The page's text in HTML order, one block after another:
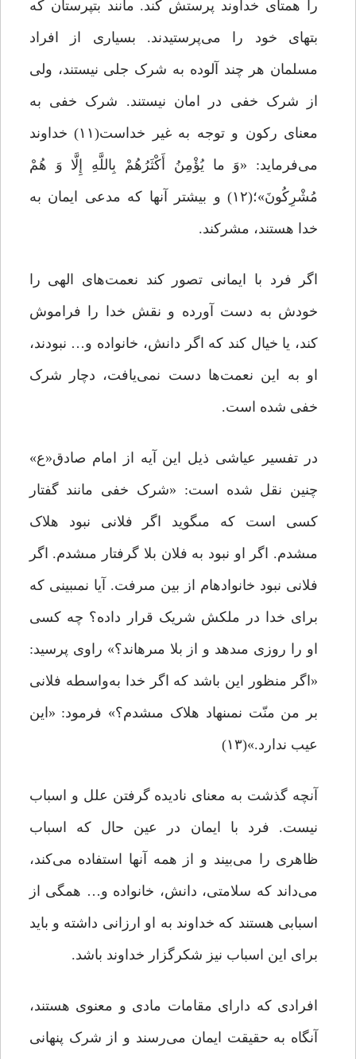
را همتاى خداوند پرستش کند. مانند بت‏پرستان که
بت‏هاى خود را می‌پرستیدند. بسیاری از افراد
مسلمان هر چند آلوده به شرک جلی نیستند، ولی
از شرک خفی در امان نیستند. شرک خفى به
معناى رکون و توجه به غیر خداست(۱۱) خداوند
می‌فرماید: «وَ ما یُؤْمِنُ أَکْثَرُهُمْ بِاللَّهِ إِلَّا وَ هُمْ
مُشْرِکُونَ»؛(۱۲) و بیشتر آنها که مدعى ایمان به
خدا هستند، مشرکند.
اگر فرد با ایمانی تصور کند نعمت‌های الهی را
خودش به دست آورده و نقش خدا را فراموش
کند، یا خیال کند که اگر دانش، خانواده و… نبودند،
او به این نعمت‌ها دست نمی‌یافت، دچار شرک
خفی شده است.
در تفسیر عیاشى ذیل این آیه از امام صادق«ع»
چنین نقل شده است: «شرک خفى مانند گفتار
کسى است که مى‏گوید اگر فلانى نبود هلاک
مى‏شدم. اگر او نبود به فلان بلا گرفتار مى‏شدم. اگر
فلانى نبود خانواده‏ام از بین مى‏رفت. آیا نمى‏بینى که
براى خدا در ملکش شریک قرار داده؟ چه کسی
او را روزى مى‏دهد و از بلا مى‏رهاند؟» راوى پرسید:
«اگر منظور این باشد که اگر خدا به‌واسطه فلانى
بر من منّت نمى‏نهاد هلاک مى‏شدم؟» فرمود: «این
عیب ندارد.»(۱۳)
آنچه گذشت به معنای نادیده گرفتن علل و اسباب
نیست. فرد با ایمان در عین حال که اسباب
ظاهری را می‌بیند و از همه آنها استفاده می‌کند،
می‌داند که سلامتی، دانش، خانواده و… همگی از
اسبابی هستند که خداوند به او ارزانی داشته و باید
برای این اسباب نیز شکرگزار خداوند باشد.
افرادی که دارای مقامات مادی و معنوی هستند،
آنگاه به حقیقت ایمان می‌رسند و از شرک پنهانی